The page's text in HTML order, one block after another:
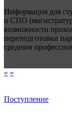
Информация для
и СПО
возможности
переподготовки
средним
« »
Поступление